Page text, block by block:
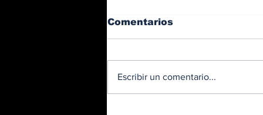
Comentarios
Escribir un comentario...